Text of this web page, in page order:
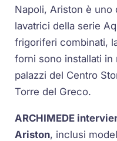
Napoli, Ariston è uno
lavatrici della serie
frigoriferi combinati,
forni sono installati in
palazzi del Centro
Torre del Greco.
ARCHIMEDE
Ariston, inclusi